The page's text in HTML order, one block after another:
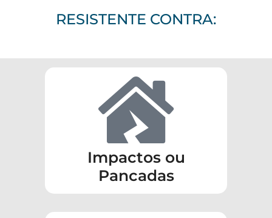
RESISTENTE CONTRA:
Impactos ou
Pancadas